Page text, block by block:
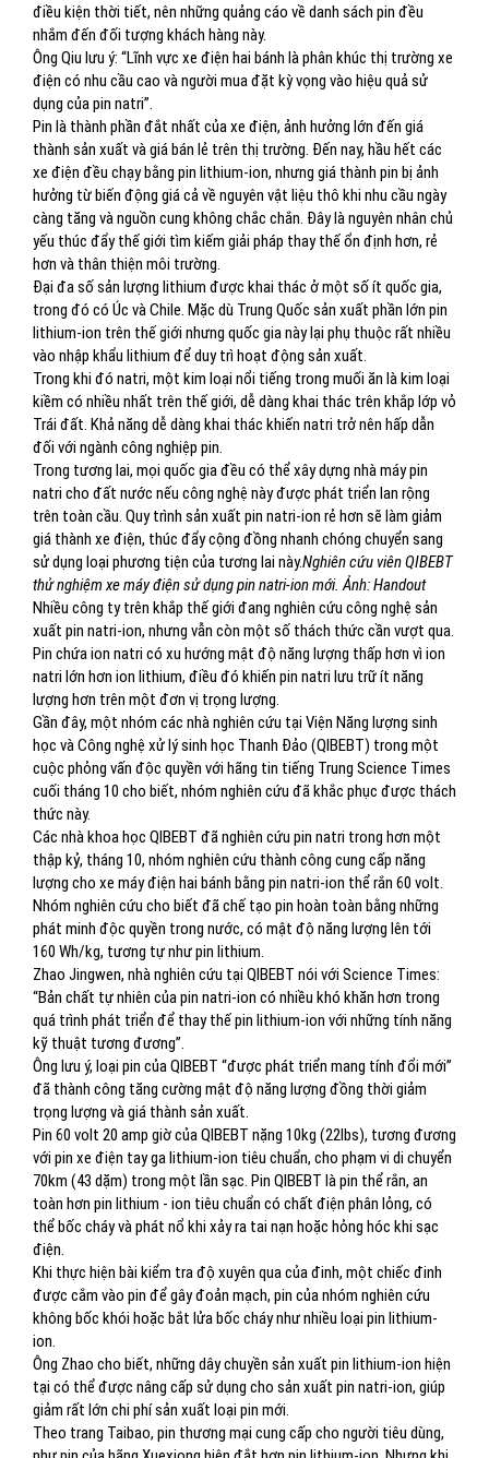
điều kiện thời tiết, nên những quảng cáo về danh sách pin đều
nhắm đến đối tượng khách hàng này.
Ông Qiu lưu ý: “Lĩnh vực xe điện hai bánh là phân khúc thị trường xe
điện có nhu cầu cao và người mua đặt kỳ vọng vào hiệu quả sử
dụng của pin natri”.
Pin là thành phần đắt nhất của xe điện, ảnh hưởng lớn đến giá
thành sản xuất và giá bán lẻ trên thị trường. Đến nay, hầu hết các
xe điện đều chạy bằng pin lithium-ion, nhưng giá thành pin bị ảnh
hưởng từ biến động giá cả về nguyên vật liệu thô khi nhu cầu ngày
càng tăng và nguồn cung không chắc chắn. Đây là nguyên nhân chủ
yếu thúc đẩy thế giới tìm kiếm giải pháp thay thế ổn định hơn, rẻ
hơn và thân thiện môi trường.
Đại đa số sản lượng lithium được khai thác ở một số ít quốc gia,
trong đó có Úc và Chile. Mặc dù Trung Quốc sản xuất phần lớn pin
lithium-ion trên thế giới nhưng quốc gia này lại phụ thuộc rất nhiều
vào nhập khẩu lithium để duy trì hoạt động sản xuất.
Trong khi đó natri, một kim loại nổi tiếng trong muối ăn là kim loại
kiềm có nhiều nhất trên thế giới, dễ dàng khai thác trên khắp lớp vỏ
Trái đất. Khả năng dễ dàng khai thác khiến natri trở nên hấp dẫn
đối với ngành công nghiệp pin.
Trong tương lai, mọi quốc gia đều có thể xây dựng nhà máy pin
natri cho đất nước nếu công nghệ này được phát triển lan rộng
trên toàn cầu. Quy trình sản xuất pin natri-ion rẻ hơn sẽ làm giảm
giá thành xe điện, thúc đẩy cộng đồng nhanh chóng chuyển sang
sử dụng loại phương tiện của tương lai này.Nghiên cứu viên QIBEBT
thử nghiệm xe máy điện sử dụng pin natri-ion mới. Ảnh: Handout
Nhiều công ty trên khắp thế giới đang nghiên cứu công nghệ sản
xuất pin natri-ion, nhưng vẫn còn một số thách thức cần vượt qua.
Pin chứa ion natri có xu hướng mật độ năng lượng thấp hơn vì ion
natri lớn hơn ion lithium, điều đó khiến pin natri lưu trữ ít năng
lượng hơn trên một đơn vị trọng lượng.
Gần đây, một nhóm các nhà nghiên cứu tại Viện Năng lượng sinh
học và Công nghệ xử lý sinh học Thanh Đảo (QIBEBT) trong một
cuộc phỏng vấn độc quyền với hãng tin tiếng Trung Science Times
cuối tháng 10 cho biết, nhóm nghiên cứu đã khắc phục được thách
thức này.
Các nhà khoa học QIBEBT đã nghiên cứu pin natri trong hơn một
thập kỷ, tháng 10, nhóm nghiên cứu thành công cung cấp năng
lượng cho xe máy điện hai bánh bằng pin natri-ion thể rắn 60 volt.
Nhóm nghiên cứu cho biết đã chế tạo pin hoàn toàn bằng những
phát minh độc quyền trong nước, có mật độ năng lượng lên tới
160 Wh/kg, tương tự như pin lithium.
Zhao Jingwen, nhà nghiên cứu tại QIBEBT nói với Science Times:
“Bản chất tự nhiên của pin natri-ion có nhiều khó khăn hơn trong
quá trình phát triển để thay thế pin lithium-ion với những tính năng
kỹ thuật tương đương”.
Ông lưu ý, loại pin của QIBEBT “được phát triển mang tính đổi mới”
đã thành công tăng cường mật độ năng lượng đồng thời giảm
trọng lượng và giá thành sản xuất.
Pin 60 volt 20 amp giờ của QIBEBT nặng 10kg (22lbs), tương đương
với pin xe điện tay ga lithium-ion tiêu chuẩn, cho phạm vi di chuyển
70km (43 dặm) trong một lần sạc. Pin QIBEBT là pin thể rắn, an
toàn hơn pin lithium - ion tiêu chuẩn có chất điện phân lỏng, có
thể bốc cháy và phát nổ khi xảy ra tai nạn hoặc hỏng hóc khi sạc
điện.
Khi thực hiện bài kiểm tra độ xuyên qua của đinh, một chiếc đinh
được cắm vào pin để gây đoản mạch, pin của nhóm nghiên cứu
không bốc khói hoặc bắt lửa bốc cháy như nhiều loại pin lithium-
ion.
Ông Zhao cho biết, những dây chuyền sản xuất pin lithium-ion hiện
tại có thể được nâng cấp sử dụng cho sản xuất pin natri-ion, giúp
giảm rất lớn chi phí sản xuất loại pin mới.
Theo trang Taibao, pin thương mại cung cấp cho người tiêu dùng,